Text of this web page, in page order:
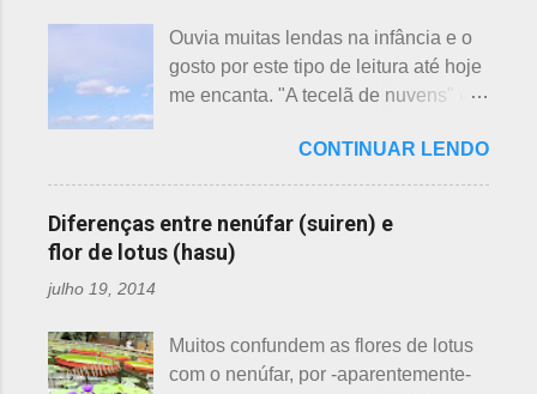
identificação ou com o nome das
flores, pelas cores e algumas
semelhanças. Saiba como identificar
parecidas: - Ameixeira - Ume 梅 A
primeira a florescer é a ameixeira.
Particularmente, dessas 3 flores,
gosto mais da ameixeira. O período
Ameixeiras não tem caule e as flores
brotam diretamente dos ramos. Cada
Ouvia muitas lendas na infância e o
gosto por este tipo de leitura até hoje
me encanta. "A tecelã de nuvens" é
japonesas e - embora muitos
conheçam - compartilho aos que
ainda não tiveram essa
oportunidade. A tecelã de nuvens Há
muito tempo atrás, na terra do sol
suas terras para o plantio. Sozinho
no mundo e muito triste, pois a mãe,
CONTINUAR LENDO
Diferenças entre nenúfar (suiren) e
flor de lotus (hasu)
julho 19, 2014
Muitos confundem as flores de lotus
com o nenúfar, por -aparentemente-